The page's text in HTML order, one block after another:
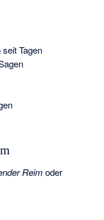
Tagen
Reim oder